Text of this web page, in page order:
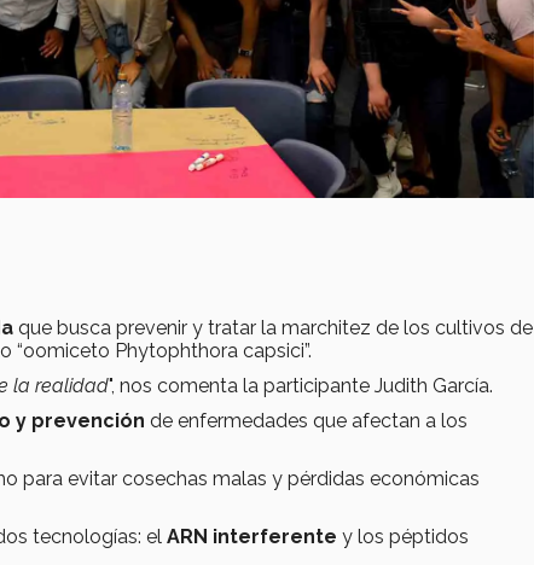
que busca prevenir y tratar la marchitez de los cultivos de
“oomiceto Phytophthora capsici”.
la realidad", nos comenta la participante Judith García.
y prevención de enfermedades que afectan a los
para evitar cosechas malas y pérdidas económicas
tecnologías: el ARN interferente y los péptidos